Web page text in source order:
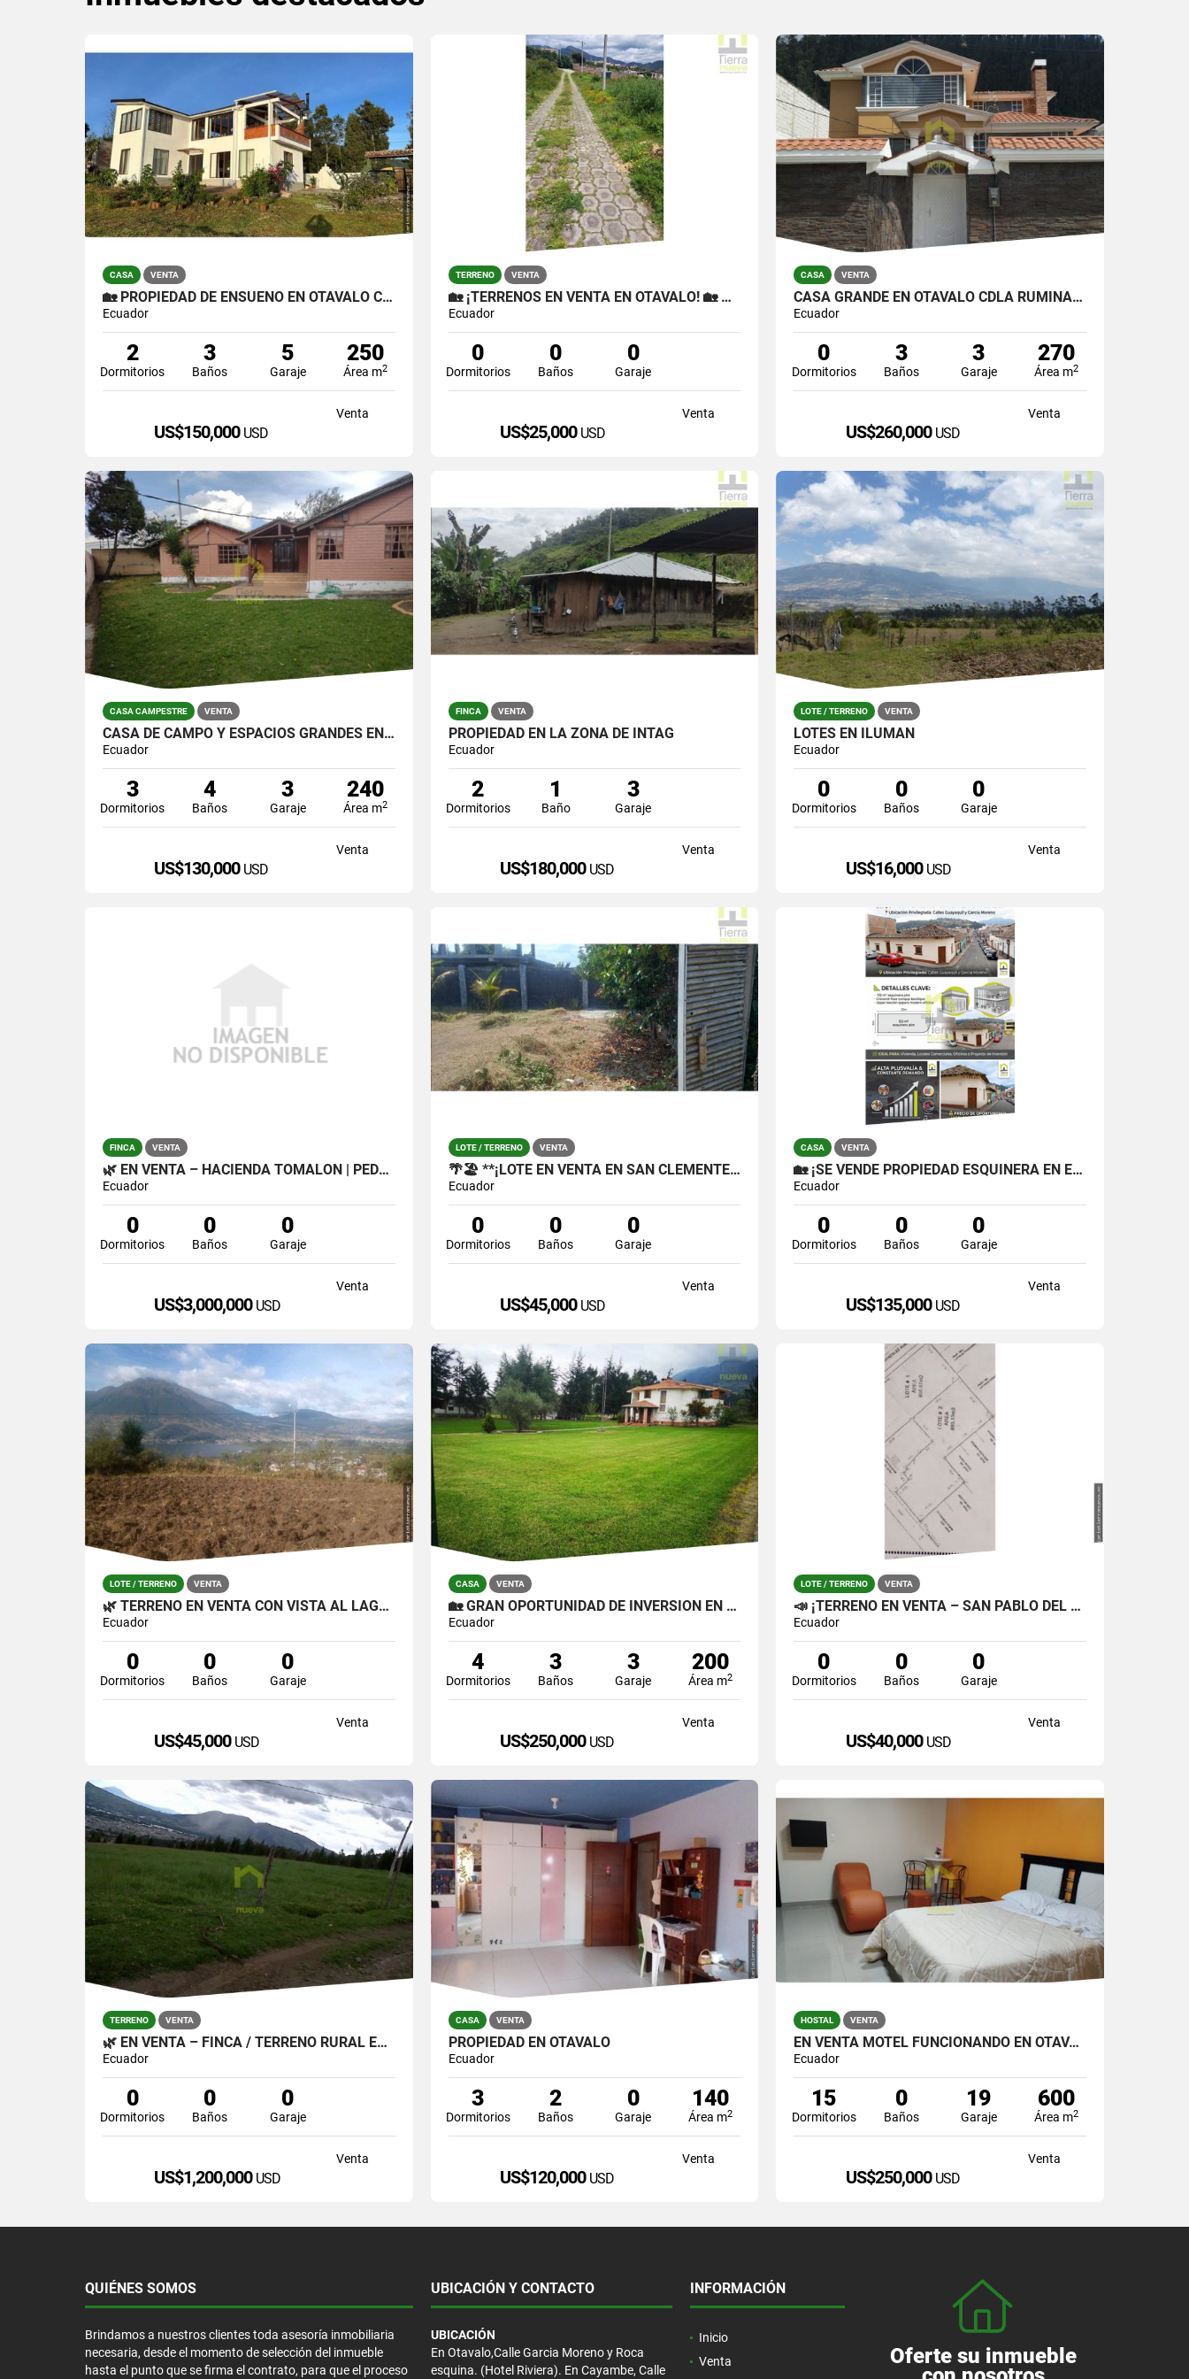
CASA VENTA
🏡 PROPIEDAD DE ENSUEÑO EN OTAVALO CON TINY HOUSE PARA HUÉSPEDES 🏡
Ecuador
2
Dormitorios
3
Baños
5
Garaje
250
Área m2
Venta
US$150,000 USD
TERRENO VENTA
🏡 ¡TERRENOS EN VENTA EN OTAVALO! 🏡 📍 COLEGIO LA INMACULADA
Ecuador
0
Dormitorios
0
Baños
0
Garaje
Venta
US$25,000 USD
CASA VENTA
CASA GRANDE EN OTAVALO CDLA RUMIÑAHUI
Ecuador
0
Dormitorios
3
Baños
3
Garaje
270
Área m2
Venta
US$260,000 USD
CASA CAMPESTRE VENTA
CASA DE CAMPO Y ESPACIOS GRANDES EN CAYAMBE
Ecuador
3
Dormitorios
4
Baños
3
Garaje
240
Área m2
Venta
US$130,000 USD
FINCA VENTA
PROPIEDAD EN LA ZONA DE INTAG
Ecuador
2
Dormitorios
1
Baño
3
Garaje
Venta
US$180,000 USD
LOTE / TERRENO VENTA
LOTES EN ILUMAN
Ecuador
0
Dormitorios
0
Baños
0
Garaje
Venta
US$16,000 USD
FINCA VENTA
🌿 EN VENTA – HACIENDA TOMALÓN | PEDRO MONCAYO 🌿
Ecuador
0
Dormitorios
0
Baños
0
Garaje
Venta
US$3,000,000 USD
LOTE / TERRENO VENTA
🌴🏖️ **¡LOTE EN VENTA EN SAN CLEMENTE, SAN JACINTO!**
Ecuador
0
Dormitorios
0
Baños
0
Garaje
Venta
US$45,000 USD
CASA VENTA
🏡 ¡SE VENDE PROPIEDAD ESQUINERA EN EL CENTRO DE OTAVALO!
Ecuador
0
Dormitorios
0
Baños
0
Garaje
Venta
US$135,000 USD
LOTE / TERRENO VENTA
🌿 TERRENO EN VENTA CON VISTA AL LAGO – SAN RAFAEL 🌿
Ecuador
0
Dormitorios
0
Baños
0
Garaje
Venta
US$45,000 USD
CASA VENTA
🏡 GRAN OPORTUNIDAD DE INVERSIÓN EN OTAVALO 🌿
Ecuador
4
Dormitorios
3
Baños
3
Garaje
200
Área m2
Venta
US$250,000 USD
LOTE / TERRENO VENTA
📣 ¡TERRENO EN VENTA – SAN PABLO DEL LAGO! 🏞️
Ecuador
0
Dormitorios
0
Baños
0
Garaje
Venta
US$40,000 USD
TERRENO VENTA
🌿 EN VENTA – FINCA / TERRENO RURAL EN CAYAMBE 🌿
Ecuador
0
Dormitorios
0
Baños
0
Garaje
Venta
US$1,200,000 USD
CASA VENTA
PROPIEDAD EN OTAVALO
Ecuador
3
Dormitorios
2
Baños
0
Garaje
140
Área m2
Venta
US$120,000 USD
HOSTAL VENTA
EN VENTA MOTEL FUNCIONANDO EN OTAVALO
Ecuador
15
Dormitorios
0
Baños
19
Garaje
600
Área m2
Venta
US$250,000 USD
QUIÉNES SOMOS
Brindamos a nuestros clientes toda asesoría inmobiliaria
necesaria, desde el momento de selección del inmueble
hasta el punto que se firma el contrato, para que el proceso
UBICACIÓN Y CONTACTO
UBICACIÓN
En Otavalo,Calle Garcia Moreno y Roca
esquina. (Hotel Riviera). En Cayambe, Calle
INFORMACIÓN
Inicio
Venta
Oferte su inmueble